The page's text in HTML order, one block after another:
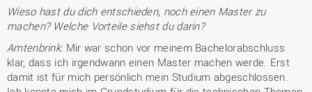
Wieso hast du dich entschieden, noch einen Master zu
machen? Welche Vorteile siehst du darin?
Amtenbrink: Mir war schon vor meinem Bachelorabschluss
klar, dass ich irgendwann einen Master machen werde. Erst
damit ist für mich persönlich mein Studium abgeschlossen.